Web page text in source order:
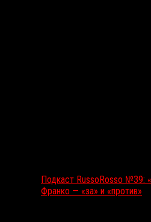
Подкаст RussoRosso №39:
Франко — «за» и «против»